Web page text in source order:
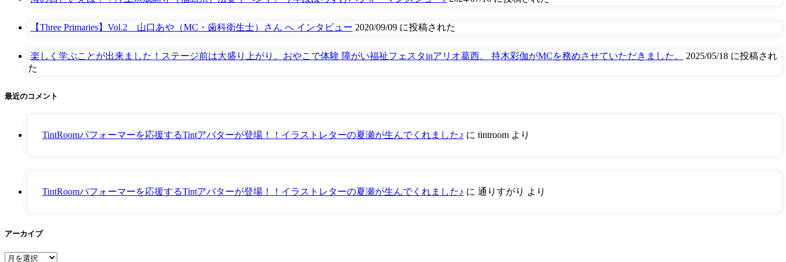
【Three Primaries】Vol.2 山口あや（MC・歯科衛生士）さん へ インタビュー 2020/09/09 に投稿された
楽しく学ぶことが出来ました！ステージ前は大盛り上がり。おやこで体験 障がい福祉フェスタinアリオ葛西。 持木彩伽がMCを務めさせていただきました。
2025/05/18 に投稿され
た
最近のコメント
TintRoomパフォーマーを応援するTintアバターが登場！！イラストレターの夏瀬が生んでくれました♪ に tintroom より
TintRoomパフォーマーを応援するTintアバターが登場！！イラストレターの夏瀬が生んでくれました♪ に 通りすがり より
アーカイブ
ア